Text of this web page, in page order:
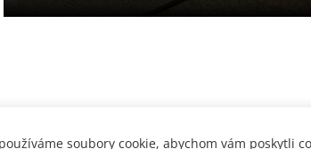
soubory cookie, abychom vám poskytli